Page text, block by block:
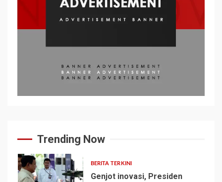
Trending Now
BERITA TERKINI
Genjot inovasi, Presiden